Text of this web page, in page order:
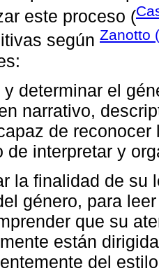
este proceso (
según Zanotto
y determinar el
narrativo,
de
de interpretar y
la finalidad de su
género, para
que su
están
del